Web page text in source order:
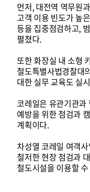
먼저, 대전역 역무원
고객 이용 빈도가 높
등을 집중점검하고,
펼쳤다.
또한 화장실 내 소형
철도특별사법경찰대
대한 실무 교육도 실
코레일은 유관기관과
예방을 위한 점검과
계획이다.
차성열 코레일 여객
철저한 현장 점검과
철도시설을 이용할